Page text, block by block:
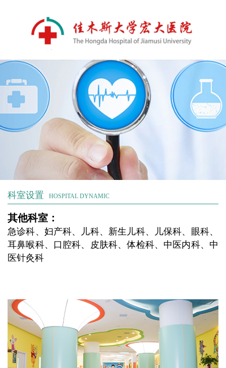
科室设置 HOSPITAL DYNAMIC
其他科室：
急诊科、妇产科、儿科、新生儿科、儿保科、眼科、
耳鼻喉科、口腔科、皮肤科、体检科、中医内科、中
医针灸科